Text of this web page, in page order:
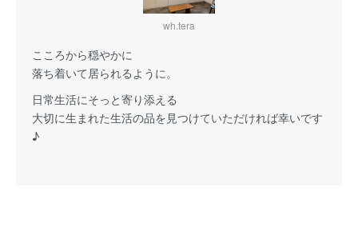
wh.tera
こころから穏やかに
落ち着いて居られるように。
日常生活にそっと寄り添える
大切に生まれた生活の品を見つけていただければ幸いです
♪